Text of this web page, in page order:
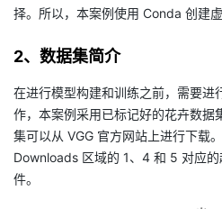
择。所以，本案例使用 Conda 创建虚
2、数据集简介
在进行模型构建和训练之前，需要进
作，本案例采用已标记好的花卉数
集可以从 VGG 官方网站上进行下载
Downloads 区域的 1、4 和 5 对应
件。